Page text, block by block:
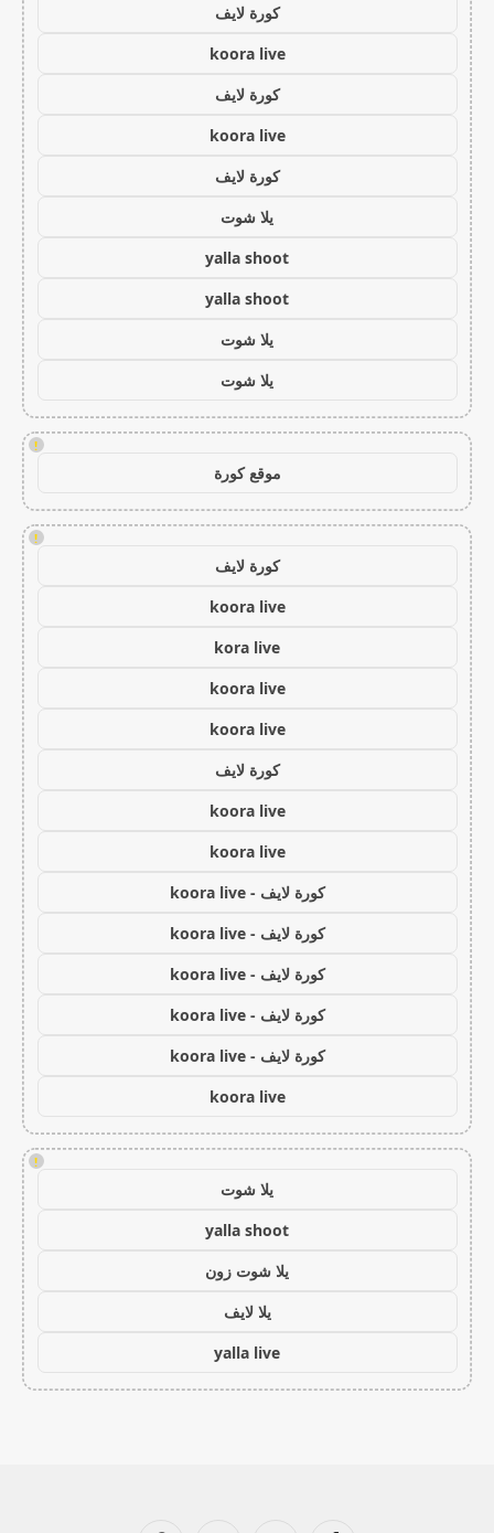
كورة لايف
koora live
كورة لايف
koora live
كورة لايف
يلا شوت
yalla shoot
yalla shoot
يلا شوت
يلا شوت
!
موقع كورة
!
كورة لايف
koora live
kora live
koora live
koora live
كورة لايف
koora live
koora live
كورة لايف - koora live
كورة لايف - koora live
كورة لايف - koora live
كورة لايف - koora live
كورة لايف - koora live
koora live
!
يلا شوت
yalla shoot
يلا شوت زون
يلا لايف
yalla live